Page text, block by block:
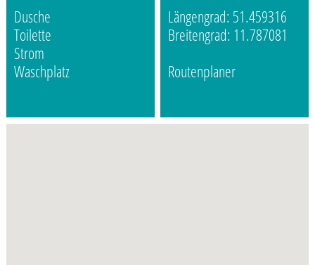
Dusche
Toilette
Strom
Waschplatz
Längengrad: 51.459316
Breitengrad: 11.787081
Routenplaner